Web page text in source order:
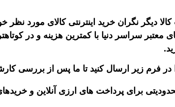
دیگر نگران خرید اینترنتی کالای مورد
سراسر دنیا با کمترین هزینه و در
فرم زیر ارسال کنید تا ما پس از بررسی
برای پرداخت های ارزی آنلاین و